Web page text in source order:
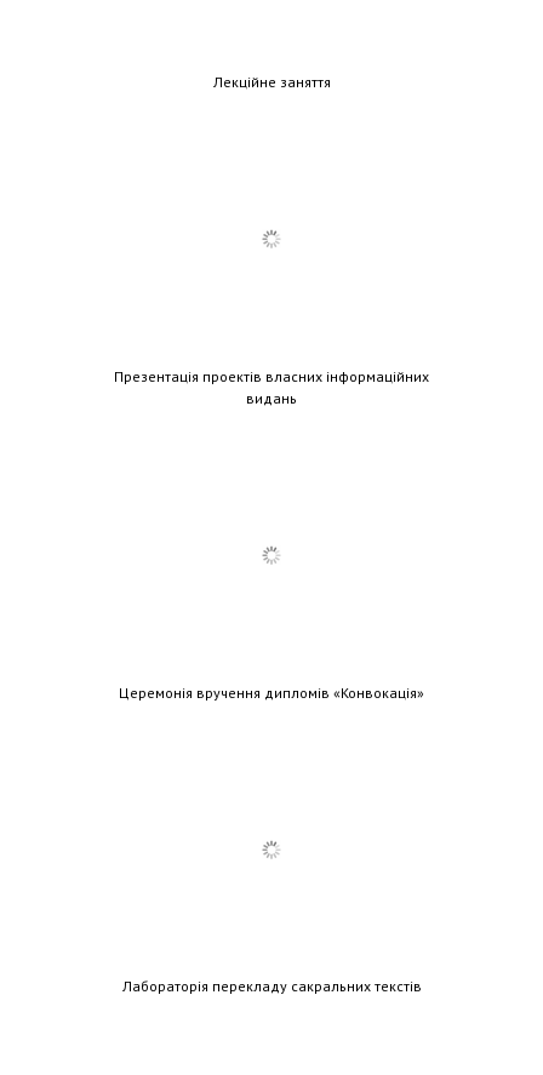
Лекційне заняття
Презентація проектів власних інформаційних
видань
Церемонія вручення дипломів «Конвокація»
Лабораторія перекладу сакральних текстів